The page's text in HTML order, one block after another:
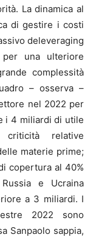
La dinamica al
di gestire i costi
deleveraging
per una ulteriore
complessità
– osserva –
nel 2022 per
i 4 miliardi di utile
relative
materie prime;
copertura al 40%
e Ucraina
a 3 miliardi. I
2022 sono
Sanpaolo sappia,